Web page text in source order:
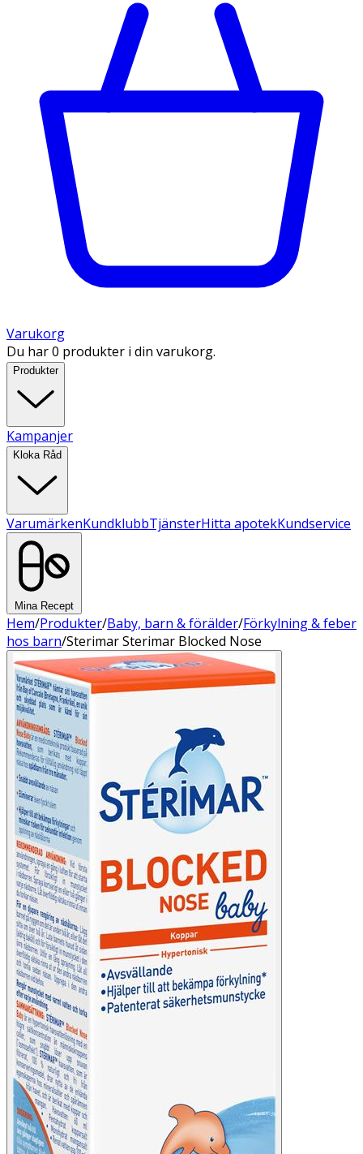
Varukorg
Du har 0 produkter i din varukorg.
Produkter
Kampanjer
Kloka Råd
VarumärkenKundklubbTjänsterHitta apotekKundservice
Mina Recept
Hem/Produkter/Baby, barn & förälder/Förkylning & feber
hos barn/Sterimar Sterimar Blocked Nose